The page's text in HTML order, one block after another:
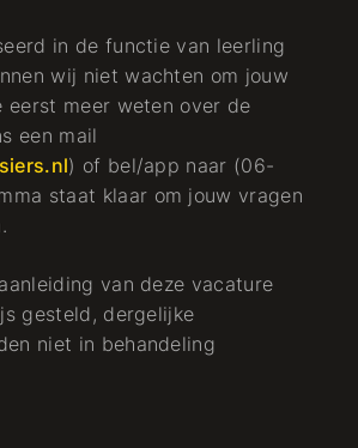
in de functie van leerling
wij niet wachten om jouw
eerst meer weten over de
een mail
) of bel/app naar (06-
staat klaar om jouw vragen
van deze vacature
gesteld, dergelijke
niet in behandeling